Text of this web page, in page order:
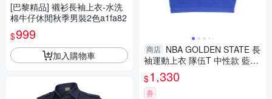
[巴黎精品] 襯衫長袖上衣-水洗
棉牛仔休閒秋季男裝2色a1fa82
$999
加入購物車 商店 NBA GOLDEN STATE 長
袖運動上衣 隊伍T 中性款 藍色
35551013 82 noB73
$1,330
券